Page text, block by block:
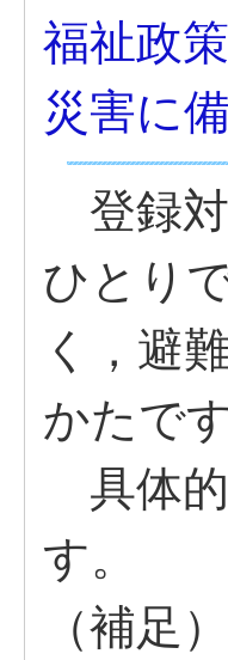
福祉政
災害に
登録対
ひとり
く，避
かたです
具体的
す。
（補足